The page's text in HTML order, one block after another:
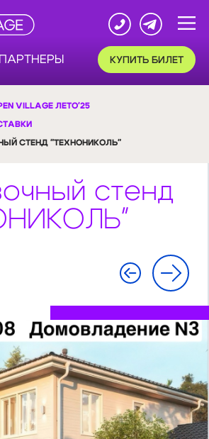
КУПИТЬ БИЛЕТ
VILLAGE ЛЕТО'25
СТЕНД "ТЕХНОНИКОЛЬ"
стенд